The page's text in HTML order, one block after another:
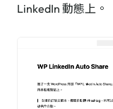
LinkedIn 動態上。